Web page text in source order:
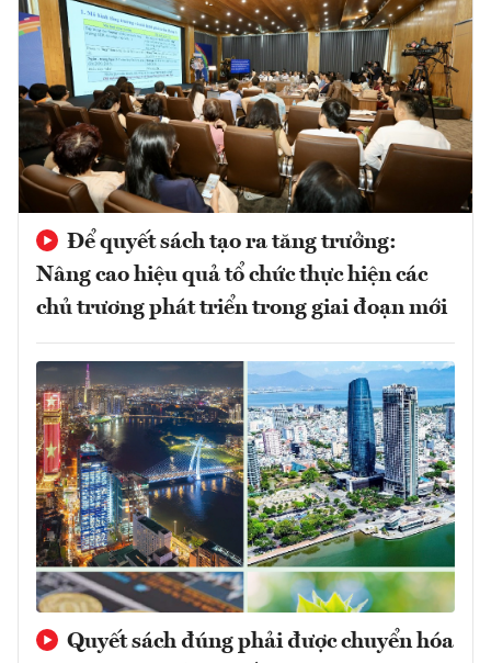
Để quyết sách tạo ra tăng trưởng:
Nâng cao hiệu quả tổ chức thực hiện các
chủ trương phát triển trong giai đoạn mới
Quyết sách đúng phải được chuyển hóa